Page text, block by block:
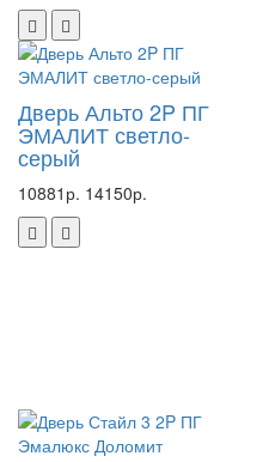
Дверь Альто 2P ПГ
ЭМАЛИТ светло-
серый
10881р. 14150р.